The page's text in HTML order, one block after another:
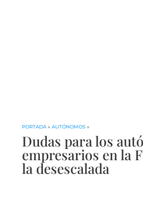
PORTADA» AUTÓNOMOS»
Dudas para los
empresarios en la
la desescalada